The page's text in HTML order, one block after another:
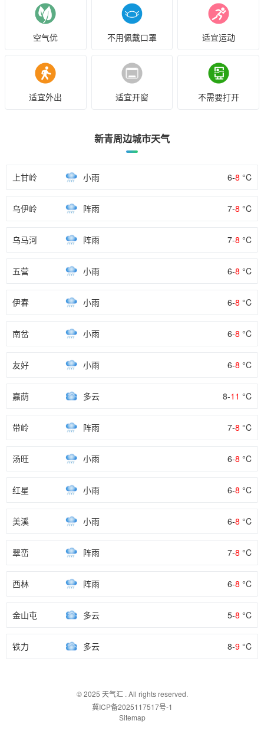
空气优 不用佩戴口罩 适宜运动
适宜外出 适宜开窗 不需要打开
新青周边城市天气
上甘岭 小雨 6-8 °C
乌伊岭 阵雨 7-8 °C
乌马河 阵雨 7-8 °C
五营 小雨 6-8 °C
伊春 小雨 6-8 °C
南岔 小雨 6-8 °C
友好 小雨 6-8 °C
嘉荫 多云 8-11 °C
带岭 阵雨 7-8 °C
汤旺 小雨 6-8 °C
红星 小雨 6-8 °C
美溪 小雨 6-8 °C
翠峦 阵雨 7-8 °C
西林 阵雨 6-8 °C
金山屯 多云 5-8 °C
铁力 多云 8-9 °C
© 2025 天气汇. All rights reserved.
冀ICP备2025117517号-1
Sitemap